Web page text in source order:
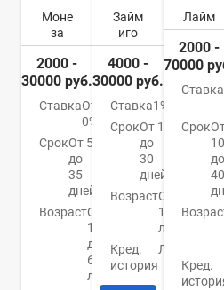
Моне
за
2000 -
30000 руб.
СтавкаОт
0%
СрокОт 5
до
35
дней
ВозрастОт
18
до
65
лет
Займ
иго
4000 -
30000 руб.
Ставка1%
СрокОт 1
до
30
дней
ВозрастОт
18
лет
Кред.
история
Любая
Лайм
2000 -
70000
Ставка
Срок
10
до
40
Кред.